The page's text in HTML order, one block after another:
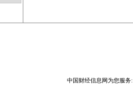
中国财经信息网为您服务: